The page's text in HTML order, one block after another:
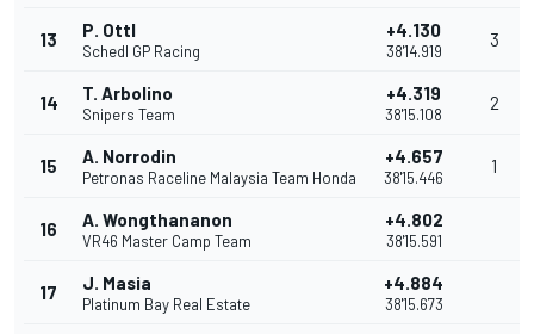
13 P. Ottl
Schedl GP Racing
+4.130
38'14.919
3
14 T. Arbolino
Snipers Team
+4.319
38'15.108
2
15 A. Norrodin
Petronas Raceline Malaysia Team Honda
+4.657
38'15.446
1
16 A. Wongthananon
VR46 Master Camp Team
+4.802
38'15.591
17 J. Masia
Platinum Bay Real Estate
+4.884
38'15.673